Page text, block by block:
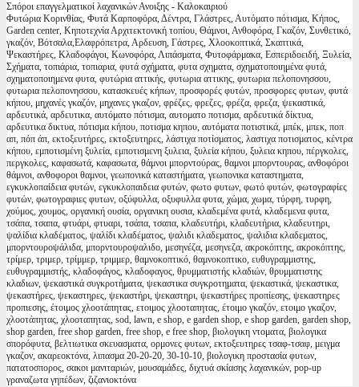
Σπόροι επαγγελματικοί λαχανικών Ανοιξης - Καλοκαιριού
Φυτώρια Κορινθίας, Φυτά Καρποφόρα, Δέντρα, Γλάστρες, Αυτόματο πότισμα, Κήπος,
Garden center, Κηποτεχνία Αρχιτεκτονική τοπίου, Θάμνοι, Ανθοφόρα, Γκαζόν, Συνθετικό,
γκαζόν, Βότσαλα,Ελαφρόπετρα, Αρδευση, Γάστρες, Χλοοκοπτικά, Σκαπτικά,
Ψεκαστήρες, Κλαδοφάγοι, Κωνοφόρα, Λιπάσματα, Φυτοφάρμακα, Εσπεριδοειδή, Ξυλεία,
Σχήματα, τοπιάρια, τοπιαρια, φυτά σχήματα, φυτα σχηματα, σχηματοποιημένα φυτά,
σχηματοποιημενα φυτα, φυτώρια αττικής, φυτωρια αττικης, φυτωρια πελοπονησσου,
φυτωρια πελοπονησσου, κατασκευές κήπων, προσφορές φυτών, προσφορες φυτων, φυτά
κήπου, μηχανές γκαζόν, μηχανες γκαζον, φρέζες, φρεζες, φρέζα, φρεζα, ψεκαστικά,
αρδευτικά, αρδευτικα, αυτόματο πότισμα, αυτοματο ποτισμα, αρδευτικά δίκτυα,
αρδευτικα δικτυα, πότισμα κήπου, ποτισμα κηπου, αυτόματα ποτιστικά, μπέκ, μπεκ, ποπ
απ, πόπ άπ, εκτοξευτήρες, εκτοξευτηρες, λάστιχα ποτίσματος, λαστιχα ποτισματος, κέντρα
κήπου, εμποτισμένη ξυλεία, εμποτισμενη ξυλεια, ξυλεία κήπου, ξυλεια κηπου, πέργκολες,
περγκολες, καφασωτά, καφασωτα, θάμνοι μπορντούρας, θαμνοι μπορντουρας, ανθοφόροι
θάμνοι, ανθοφοροι θαμνοι, γεωπονικά καταστήματα, γεωπονικα καταστηματα,
εγκυκλοπαίδεια φυτών, εγκυκλοπαιδεια φυτών, φωτο φυτων, φωτό φυτών, φωτογραφίες
φυτών, φωτογραφιες φυτων, οξύφυλλα, οξυφυλλα φυτα, χώμα, χωμα, τύρφη, τυρφη,
χούμος, χουμος, οργανική ουσία, οργανικη ουσια, κλαδεμένα φυτά, κλαδεμενα φυτα,
τσάπα, τσαπα, φτυάρι, φτυαρι, τσάπα, τσαπα, κλαδευτήρι, κλαδευτήρια, κλαδευτηρι,
ψαλίδια κλαδέματος, ψαλίδι κλαδέματος, ψαλιδι κλαδεματος, ψαλιδια κλαδεματος,
μπορντουροψάλιδα, μπορντουροψαλιδο, μεσηνέζα, μεσηνεζα, ακροκόπτης, ακροκόπτης,
τρίμερ, τριμερ, τρίμμερ, τριμμερ, θαμνοκοπτικό, θαμνοκοπτικο, ευθυγραμμιστης,
ευθυγραμμιστής, κλαδοφάγος, κλαδοφαγος, θρυμματιστής κλαδιών, θρυμματιστης
κλαδιων, ψεκαστικά συγκροτήματα, ψεκαστικα συγκροτηματα, ψεκαστικά, ψεκαστικα,
ψεκαστήρες, ψεκαστηρες, ψεκαστήρι, ψεκαστηρι, ψεκαστήρες προπίεσης, ψεκαστηρες
προπιεσης, έτοιμος χλοοτάπητας, ετοιμος χλοοταπητας, έτοιμο γκαζόν, ετοιμο γκαζον,
χλοοτάπητας, χλοοταπητας, sod, lawn, e shop, e garden shop, e shop garden, garden shop,
shop garden, free shop garden, free shop, e free shop, βιολογικη ντοματα, βιολογικα
σπορόφυτα, βελτιωτικα σκευασματα, ορμονες φυτων, εκτοξευτηρες τσαφ-τσαφ, μειγμα
γκαζον, ακαρεοκτόνα, λιπασμα 20-20-20, 30-10-10, βιολογικη προστασία φυτων,
πατατοσπορος, σακοι μανιταριών, μουσαμάδες, διχτυά σκίασης λαχανικών, pop-up
γραναζωτα γηπέδων, ζιζανιοκτόνα